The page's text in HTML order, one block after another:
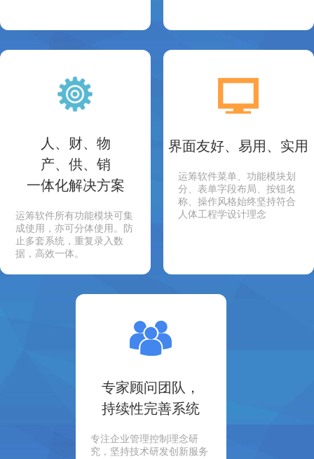
人、财、物
产、供、销
一体化解决方案
运筹软件所有功能模块可集
成使用，亦可分体使用。防
止多套系统，重复录入数
据，高效一体。
界面友好、易用、实用
运筹软件菜单、功能模块划
分、表单字段布局、按钮名
称、操作风格始终坚持符合
人体工程学设计理念
专家顾问团队，
持续性完善系统
专注企业管理控制理念研
究，坚持技术研发创新服务